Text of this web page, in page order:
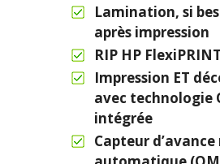
Lamination, si
après impression
RIP HP
Impression ET
avec technologie
intégrée
Capteur